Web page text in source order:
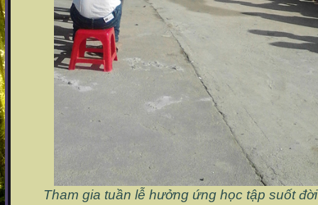
Tham gia tuần lễ hưởng ứng học tập suốt